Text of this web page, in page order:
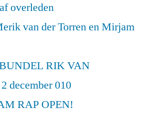
overleden
van der Torren en Mirjam
RIK VAN
december 010
RAP OPEN!